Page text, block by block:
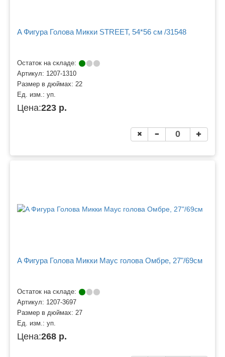
A Фигура Голова Микки STREET, 54*56 см /31548
Остаток на складе:
Артикул: 1207-1310
Размер в дюймах: 22
Ед. изм.: уп.
Цена:223 р.
A Фигура Голова Микки Маус голова Омбре, 27"/69см
Остаток на складе:
Артикул: 1207-3697
Размер в дюймах: 27
Ед. изм.: уп.
Цена:268 р.